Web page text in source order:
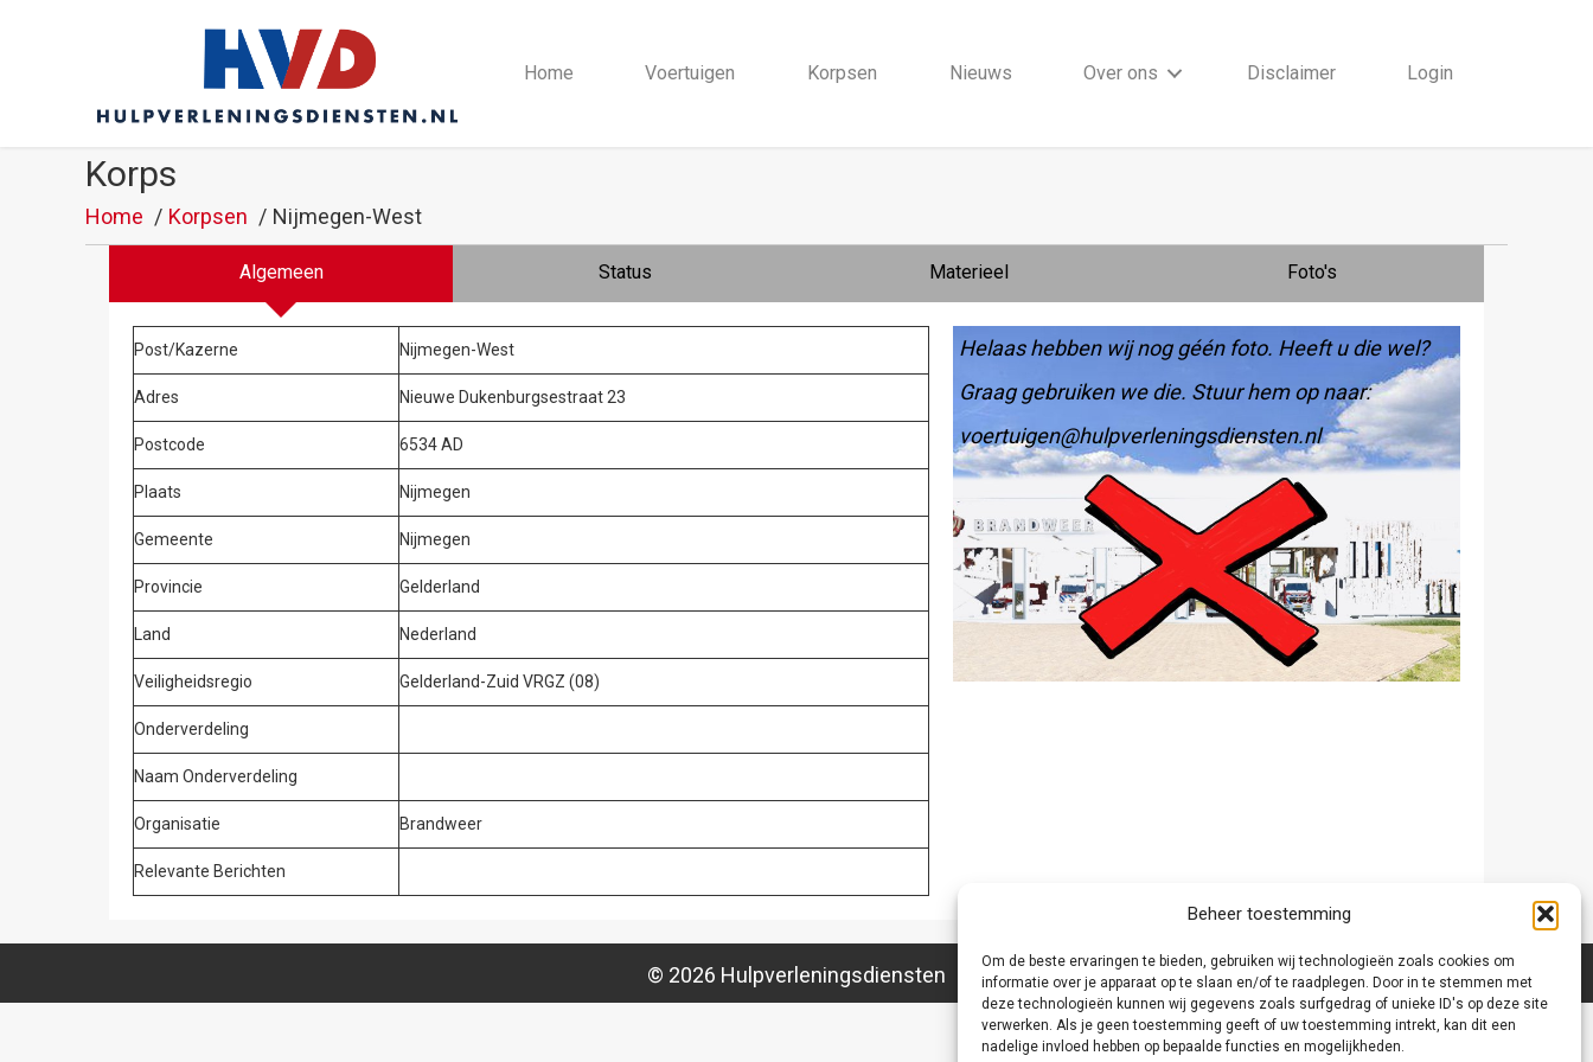
Beheer toestemming
Om de beste ervaringen te bieden, gebruiken wij technologieën zoals cookies om
informatie over je apparaat op te slaan en/of te raadplegen. Door in te stemmen met
deze technologieën kunnen wij gegevens zoals surfgedrag of unieke ID's op deze site
verwerken. Als je geen toestemming geeft of uw toestemming intrekt, kan dit een
nadelige invloed hebben op bepaalde functies en mogelijkheden.
Home Voertuigen Korpsen Nieuws Over ons Disclaimer Login
Korps
Home Korpsen Nijmegen-West
Algemeen Status Materieel Foto's
Post/Kazerne Nijmegen-West
Adres Nieuwe Dukenburgsestraat 23
Postcode 6534 AD
Plaats Nijmegen
Gemeente Nijmegen
Provincie Gelderland
Land Nederland
Veiligheidsregio Gelderland-Zuid VRGZ (08)
Onderverdeling
Naam Onderverdeling
Organisatie Brandweer
Relevante Berichten
Helaas hebben wij nog géén foto. Heeft u die wel?
Graag gebruiken we die. Stuur hem op naar:
voertuigen@hulpverleningsdiensten.nl
© 2026 Hulpverleningsdiensten